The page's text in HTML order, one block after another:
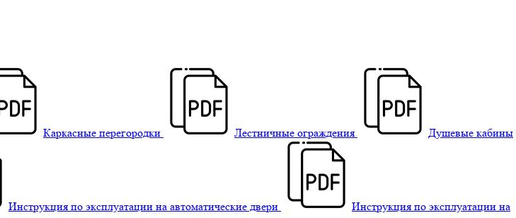
Каркасные перегородки Лестничные ограждения Душевые кабины
Инструкция по эксплуатации на автоматические двери Инструкция по эксплуатации на